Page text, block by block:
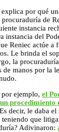
por qué
de
instancia
instancia del
Reniec actúe a
Le brinda el
la
de manos por la
por ejemplo, el
decir, le daba
que
Adivinaron: